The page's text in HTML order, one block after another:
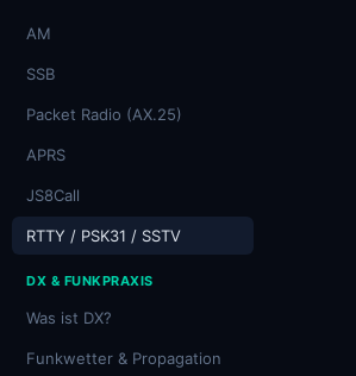
AM
SSB
Packet Radio (AX.25)
APRS
JS8Call
RTTY / PSK31 / SSTV
DX & FUNKPRAXIS
Was ist DX?
Funkwetter & Propagation